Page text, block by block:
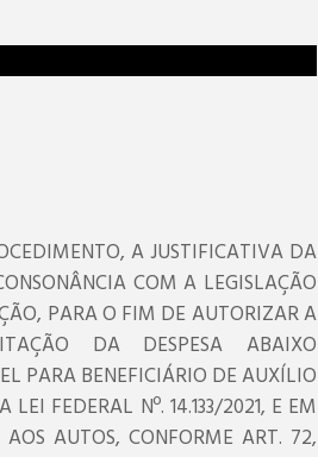
A JUSTIFICATIVA DA
COM A LEGISLAÇÃO
PARA O FIM DE AUTORIZAR A
DA DESPESA ABAIXO
PARA BENEFICIÁRIO DE AUXÍLIO
FEDERAL Nº. 14.133/2021, E EM
AUTOS, CONFORME ART. 72,